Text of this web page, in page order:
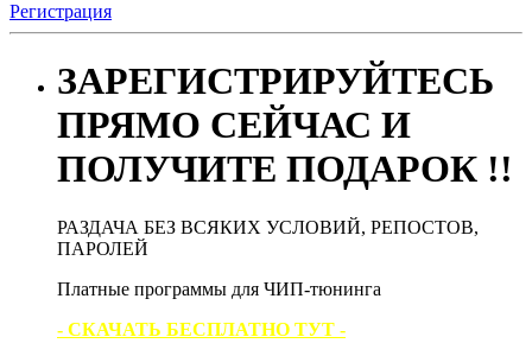
Регистрация
ЗАРЕГИСТРИРУЙТЕСЬ
ПРЯМО СЕЙЧАС И
ПОЛУЧИТЕ ПОДАРОК !!
РАЗДАЧА БЕЗ ВСЯКИХ УСЛОВИЙ, РЕПОСТОВ,
ПАРОЛЕЙ
Платные программы для ЧИП-тюнинга
- СКАЧАТЬ БЕСПЛАТНО ТУТ -